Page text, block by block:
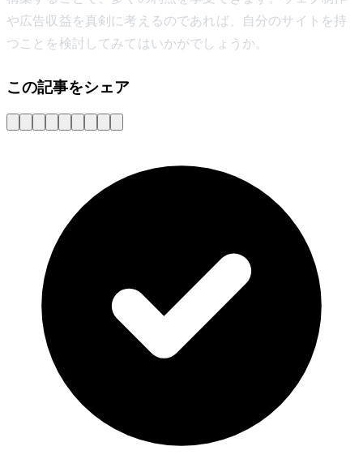
や広告収益を真剣に考えるのであれば、自分のサイトを持
つことを検討してみてはいかがでしょうか。
この記事をシェア